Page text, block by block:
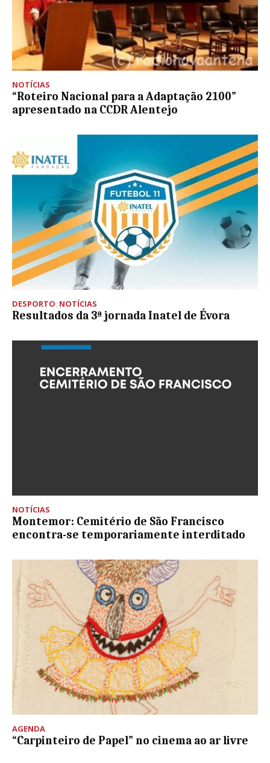
NOTÍCIAS
“Roteiro Nacional para a Adaptação 2100”
apresentado na CCDR Alentejo
DESPORTO, NOTÍCIAS
Resultados da 3ª jornada Inatel de Évora
NOTÍCIAS
Montemor: Cemitério de São Francisco
encontra-se temporariamente interditado
AGENDA
“Carpinteiro de Papel” no cinema ao ar livre